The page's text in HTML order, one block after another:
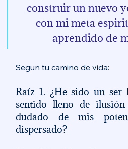
construir un nuevo
con mi meta
aprendido de
Segun tu camino de vida:
Raíz 1. ¿He sido un ser
sentido lleno de
dudado de mis
dispersado?